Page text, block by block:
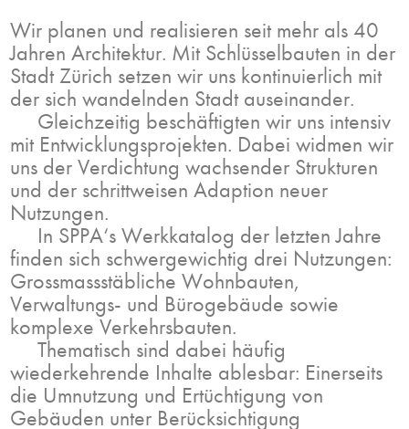
Wir planen und realisieren seit mehr als 40
Jahren Architektur. Mit Schlüsselbauten in der
Stadt Zürich setzen wir uns kontinuierlich mit
der sich wandelnden Stadt auseinander.
Gleichzeitig beschäftigten wir uns intensiv
mit Entwicklungsprojekten. Dabei widmen wir
uns der Verdichtung wachsender Strukturen
und der schrittweisen Adaption neuer
Nutzungen.
In SPPA‘s Werkkatalog der letzten Jahre
finden sich schwergewichtig drei Nutzungen:
Grossmassstäbliche Wohnbauten,
Verwaltungs- und Bürogebäude sowie
komplexe Verkehrsbauten.
Thematisch sind dabei häufig
wiederkehrende Inhalte ablesbar: Einerseits
die Umnutzung und Ertüchtigung von
Gebäuden unter Berücksichtigung